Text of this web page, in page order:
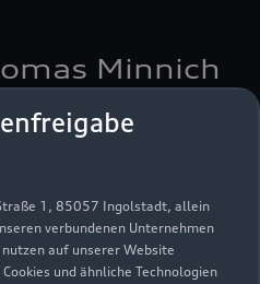
1, 85057 Ingolstadt, allein
verbundenen Unternehmen
auf unserer Website
und ähnliche Technologien
Minnich